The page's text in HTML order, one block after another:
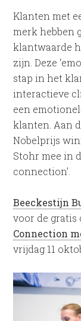
Klanten met
merk hebben
klantwaarde
zijn. Deze
stap in het
interactieve
een
klanten. Aan
Nobelprijs
Stohr mee in
connection’.
Beeckestijn
voor de gratis
Connection
vrijdag 11